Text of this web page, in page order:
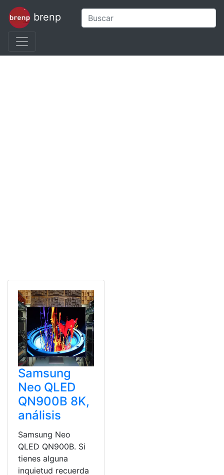
brenp
Samsung
Neo QLED
QN900B 8K,
análisis
Samsung Neo
QLED QN900B. Si
tienes alguna
inquietud recuerda